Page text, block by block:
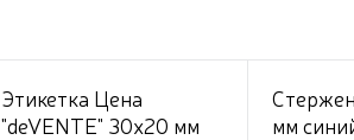
Этикетка Цена
"deVENTE" 30х20 мм
мм